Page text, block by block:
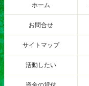
ホーム
お問合せ
サイトマップ
活動したい